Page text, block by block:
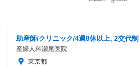
助産師/クリニック/4週8休以上, 2交代制
産婦人科瀬尾医院
東京都